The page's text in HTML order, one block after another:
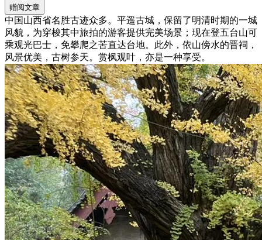
赠阅文章
中国山西省名胜古迹众多。平遥古城，保留了明清时期的一城
风貌，为穿梭其中旅拍的游客提供完美场景；现在登五台山可
乘观光巴士，免攀爬之苦直达台地。此外，依山傍水的晋祠，
风景优美，古树参天。赏枫观叶，亦是一种享受。